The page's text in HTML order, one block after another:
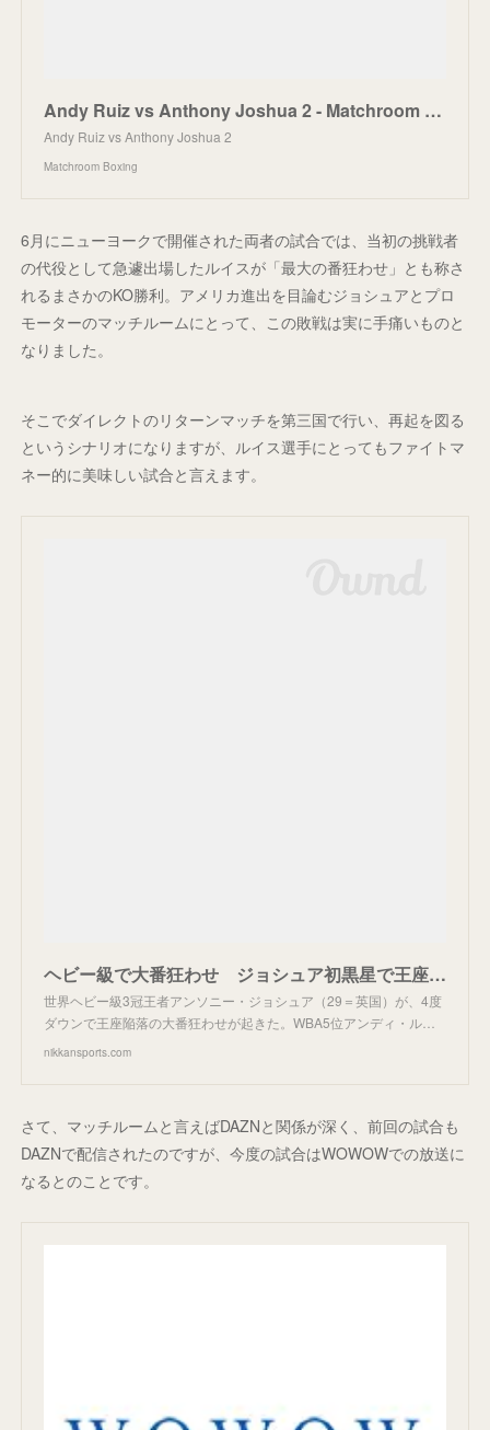
Andy Ruiz vs Anthony Joshua 2 - Matchroom Boxing
Andy Ruiz vs Anthony Joshua 2
Matchroom Boxing
6月にニューヨークで開催された両者の試合では、当初の挑戦者
の代役として急遽出場したルイスが「最大の番狂わせ」とも称さ
れるまさかのKO勝利。アメリカ進出を目論むジョシュアとプロ
モーターのマッチルームにとって、この敗戦は実に手痛いものと
なりました。
そこでダイレクトのリターンマッチを第三国で行い、再起を図る
というシナリオになりますが、ルイス選手にとってもファイトマ
ネー的に美味しい試合と言えます。
ヘビー級で大番狂わせ ジョシュア初黒星で王座陥落 - ボクシング : 日刊スポーツ
世界ヘビー級3冠王者アンソニー・ジョシュア（29＝英国）が、4度
ダウンで王座陥落の大番狂わせが起きた。WBA5位アンディ・ル…
nikkansports.com
さて、マッチルームと言えばDAZNと関係が深く、前回の試合も
DAZNで配信されたのですが、今度の試合はWOWOWでの放送に
なるとのことです。